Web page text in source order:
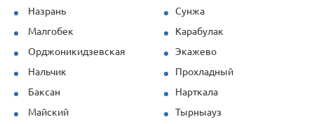
Назрань
Сунжа
Малгобек
Карабулак
Орджоникидзевская
Экажево
Нальчик
Прохладный
Баксан
Нарткала
Майский
Тырныауз